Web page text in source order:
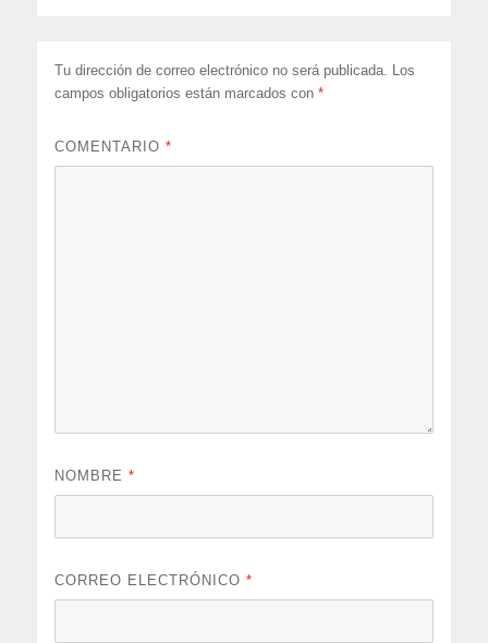
Tu dirección de correo electrónico no será publicada. Los
campos obligatorios están marcados con*
COMENTARIO*
NOMBRE*
CORREO ELECTRÓNICO*